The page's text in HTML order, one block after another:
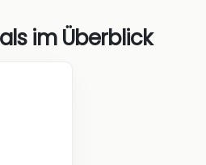
im Überblick